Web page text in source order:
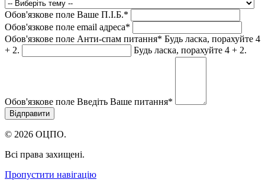
Обов'язкове поле Ваше П.I.Б.*
Обов'язкове поле email адреса*
Обов'язкове поле Анти-спам питання* Будь ласка, порахуйте 4
+ 2.
Будь ласка, порахуйте 4 + 2.
Обов'язкове поле Введіть Ваше питання*
© 2026 ОЦПО.
Всі права захищені.
Пропустити навігацію